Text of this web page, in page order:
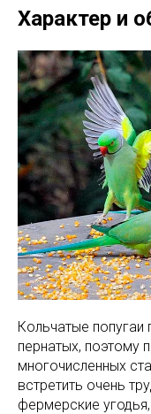
Характер и
Кольчатые попугаи
пернатых, поэтому
многочисленных
встретить очень
фермерские